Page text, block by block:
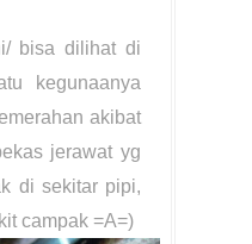
bisa dilihat di
kegunaanya
akibat
jerawat yg
di sekitar pipi,
campak =A=)